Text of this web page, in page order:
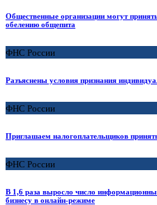
Общественные организации могут
обелению общепита
ФНС России
Разъяснены условия признания
ФНС России
Приглашаем налогоплательщиков
ФНС России
В 1,6 раза выросло число
бизнесу в онлайн-режиме